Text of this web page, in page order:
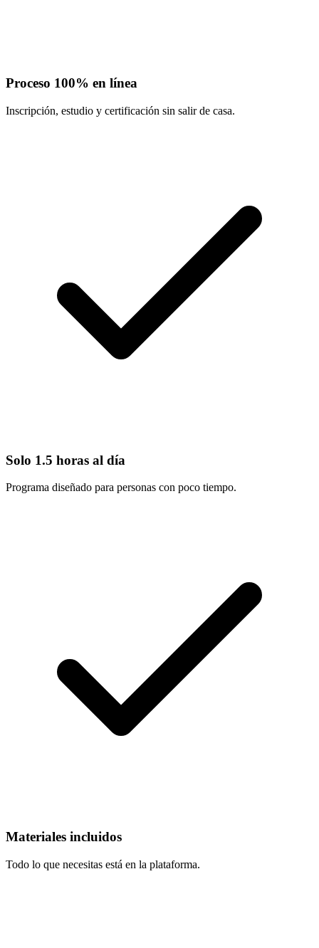
Proceso 100% en línea
Inscripción, estudio y certificación sin salir de casa.
Solo 1.5 horas al día
Programa diseñado para personas con poco tiempo.
Materiales incluidos
Todo lo que necesitas está en la plataforma.